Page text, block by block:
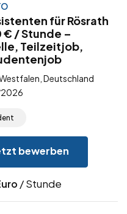
für Rösrath
/ Stunde –
Teilzeitjob,
Deutschland
bewerben
/ Stunde